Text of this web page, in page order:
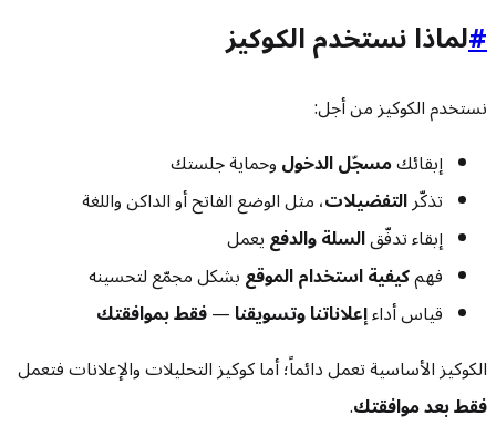
#لماذا نستخدم الكوكيز
نستخدم الكوكيز من أجل:
إبقائكمسجّل الدخولوحماية جلستك
تذكّرالتفضيلات، مثل الوضع الفاتح أو الداكن واللغة
إبقاء تدفّقالسلة والدفعيعمل
فهمكيفية استخدام الموقعبشكل مجمّع لتحسينه
قياس أداءإعلاناتنا وتسويقنا—فقط بموافقتك
الكوكيز الأساسية تعمل دائماً؛ أما كوكيز التحليلات والإعلانات فتعمل
فقط بعد موافقتك.